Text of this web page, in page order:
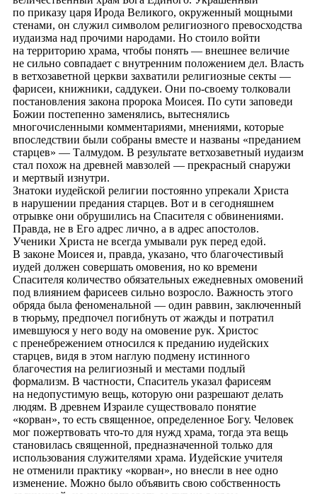
по приказу царя Ирода Великого, окруженный мощными
стенами, он служил символом религиозного превосходства
иудаизма над прочими народами. Но стоило войти
на территорию храма, чтобы понять — внешнее величие
не сильно совпадает с внутренним положением дел. Власть
в ветхозаветной церкви захватили религиозные секты —
фарисеи, книжники, саддукеи. Они по-своему толковали
постановления закона пророка Моисея. По сути заповеди
Божии постепенно заменялись, вытеснялись
многочисленными комментариями, мнениями, которые
впоследствии были собраны вместе и названы «преданием
старцев» — Талмудом. В результате ветхозаветный иудаизм
стал похож на древней мавзолей — прекрасный снаружи
и мертвый изнутри.
Знатоки иудейской религии постоянно упрекали Христа
в нарушении предания старцев. Вот и в сегодняшнем
отрывке они обрушились на Спасителя с обвинениями.
Правда, не в Его адрес лично, а в адрес апостолов.
Ученики Христа не всегда умывали рук перед едой.
В законе Моисея и, правда, указано, что благочестивый
иудей должен совершать омовения, но ко времени
Спасителя количество обязательных ежедневных омовений
под влиянием фарисеев сильно возросло. Важность этого
обряда была феноменальной — один раввин, заключенный
в тюрьму, предпочел погибнуть от жажды и потратил
имевшуюся у него воду на омовение рук. Христос
с пренебрежением относился к преданию иудейских
старцев, видя в этом наглую подмену истинного
благочестия на религиозный и местами подлый
формализм. В частности, Спаситель указал фарисеям
на недопустимую вещь, которую они разрешают делать
людям. В древнем Израиле существовало понятие
«корван», то есть священное, определенное Богу. Человек
мог пожертвовать что-то для нужд храма, тогда эта вещь
становилась священной, предназначенной только для
использования служителями храма. Иудейские учителя
не отменили практику «корван», но внесли в нее одно
изменение. Можно было объявить свою собственность